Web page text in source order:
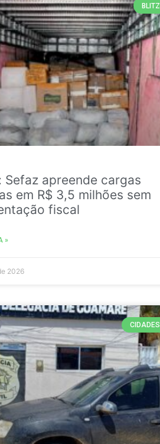
BLITZ
Sefaz apreende cargas
em R$ 3,5 milhões sem
fiscal
»
2026
CIDADES